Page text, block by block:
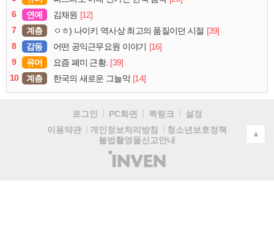
6
연예 김채원 [12]
7
계층 ㅇㅎ) 나이키 역사상 최고의 품질이던 시절 [39]
8
감동 어떤 공익근무요원 이야기 [16]
9
유머 요즘 폐미 근황. [39]
10
계층 한국의 새로운 그늘막 [14]
로그인 PC화면 퀵링크
설정
이용약관
개인정보처리방침
청소년보호정책
불법촬영물신고안내
(주)
인
▲